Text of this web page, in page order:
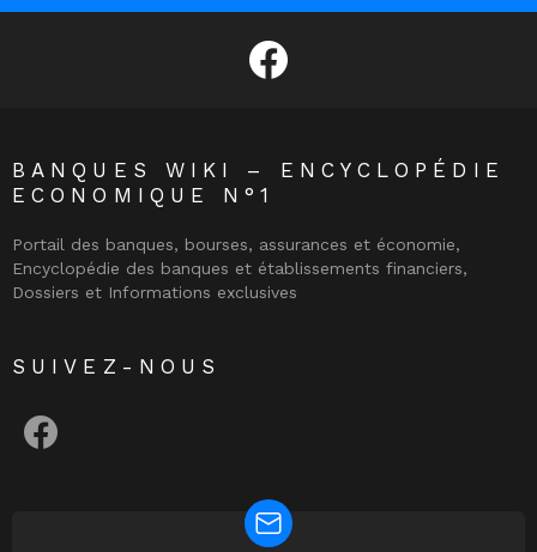
facebook
BANQUES WIKI – ENCYCLOPÉDIE
ECONOMIQUE N°1
Portail des banques, bourses, assurances et économie,
Encyclopédie des banques et établissements financiers,
Dossiers et Informations exclusives
SUIVEZ-NOUS